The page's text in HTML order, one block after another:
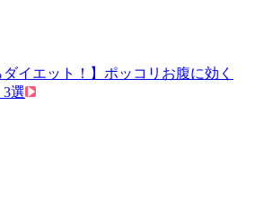
ダイエット！】ポッコリお腹に効く
3選